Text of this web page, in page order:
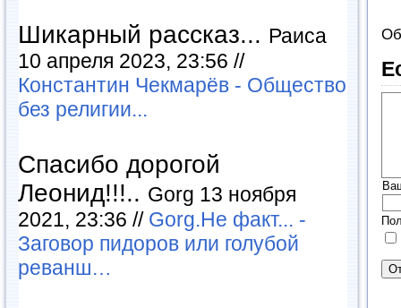
Шикарный рассказ... Раиса
10 апреля 2023, 23:56 //
Константин Чекмарёв - Общество
без религии...
Спасибо дорогой
Леонид!!!.. Gorg 13 ноября
2021, 23:36 // Gorg.Не факт... -
Заговор пидоров или голубой
реванш…